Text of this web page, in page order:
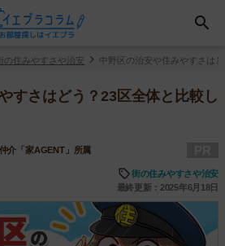
の住みやすさや治安 中野区の治安や住みやすさは
すさはどう？23区全体と比較し
介「家AGENT」所属
街の住みやすさや治安
最終更新：2025年6月18日